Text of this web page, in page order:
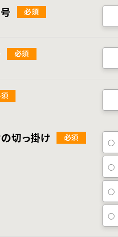
切っ掛け